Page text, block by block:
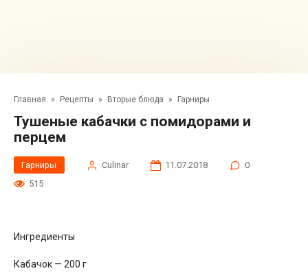
Главная » Рецепты » Вторые блюда » Гарниры
Тушеные кабачки с помидорами и
перцем
Гарниры Сulinar 11.07.2018
0
515
Ингредиенты
Кабачок — 200 г